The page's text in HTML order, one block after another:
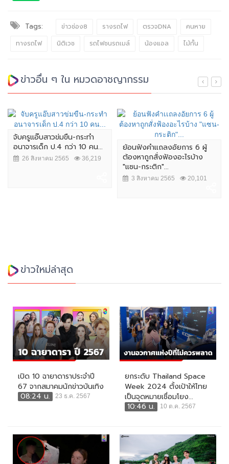
Tags: ข่าวช่อง8 รางรถไฟ ตรวจDNA
คนหาย
ทางรถไฟ
นิติเวช รถไฟชนรถเมล์ น้องแอล ไม้กั้น
ข่าวอื่น ๆ ใน หมวดอาชญากรรม
จับครูแอ๊บสาวข่มขืน-กระทำ
อนาจารเด็ก ป.4 กว่า 10 คน...
26 สิงหาคม 2565 36,219
ย้อนฟังคำเเถลงอัยการ 6 ผู้
ต้องหาถูกสั่งฟ้องอะไรบ้าง
"แซน-กระติก"...
3 สิงหาคม 2565 20,101
ข่าวใหม่ล่าสุด
เปิด 10 ฉายาดาราประจำปี
67 จากสมาคมนักข่าวบันเทิง
08:24 น.
23 ธ.ค. 2567
ยกระดับ Thailand Space
Week 2024 ตั้งเป้าให้ไทย
เป็นจุดหมายเชื่อมโยง...
10:46 น.
10 ต.ค. 2567